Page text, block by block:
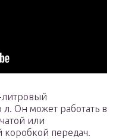
Он может работать в
или
коробкой передач.